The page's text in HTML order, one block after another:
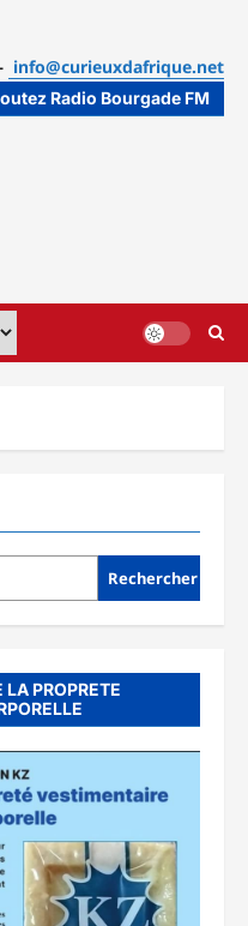
info@curieuxdafrique.net
Radio Bourgade FM
Rechercher
PROPRETE